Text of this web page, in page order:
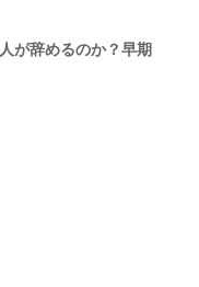
が辞めるのか？早期